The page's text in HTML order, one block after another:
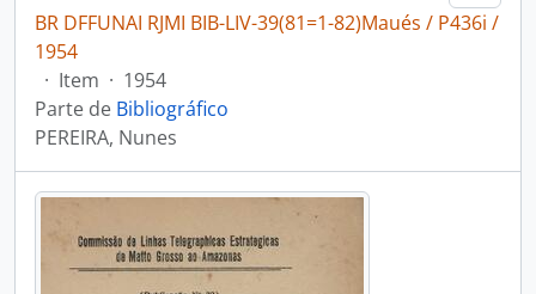
BR DFFUNAI RJMI BIB-LIV-39(81=1-82)Maués / P436i /
1954
· Item · 1954
Parte de Bibliográfico
PEREIRA, Nunes